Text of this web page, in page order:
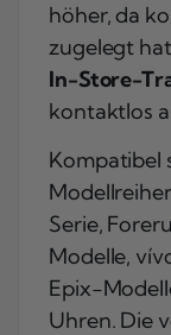
höher, da
zugelegt
In-Store-
kontaktlos
Kompatibel
Serie,
Modelle,
Epix-
Uhren. Die